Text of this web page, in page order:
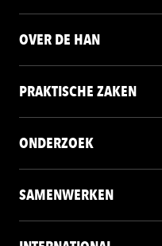
OVER DE HAN
PRAKTISCHE ZAKEN
ONDERZOEK
SAMENWERKEN